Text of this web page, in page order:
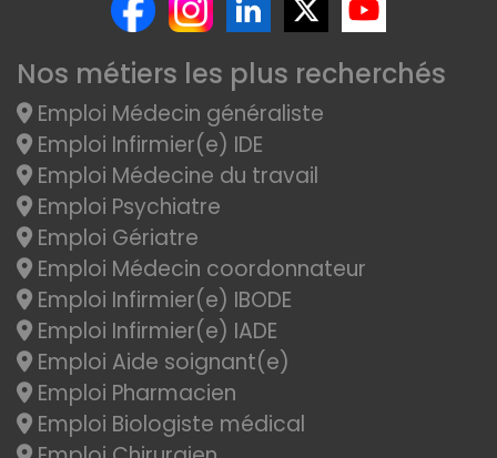
Nos métiers les plus recherchés
Emploi Médecin généraliste
Emploi Infirmier(e) IDE
Emploi Médecine du travail
Emploi Psychiatre
Emploi Gériatre
Emploi Médecin coordonnateur
Emploi Infirmier(e) IBODE
Emploi Infirmier(e) IADE
Emploi Aide soignant(e)
Emploi Pharmacien
Emploi Biologiste médical